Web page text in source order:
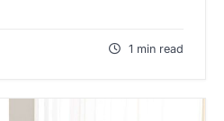
1 min read